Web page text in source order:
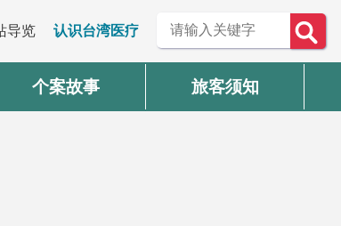
导览 认识台湾医疗
个案故事 旅客须知